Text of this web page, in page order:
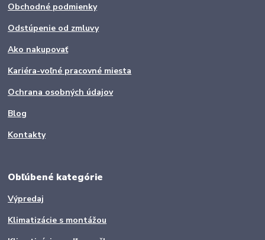
Obchodné podmienky
Odstúpenie od zmluvy
Ako nakupovať
Kariéra-voľné pracovné miesta
Ochrana osobných údajov
Blog
Kontakty
Obľúbené kategórie
Výpredaj
Klimatizácie s montážou